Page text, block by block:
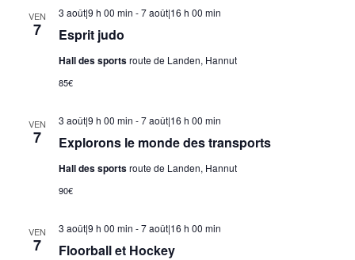
VEN
7 Esprit judo
3 août|9 h 00 min -7 août|16 h 00 min
Hall des sportsroute de Landen, Hannut
85€
VEN
7 Explorons le monde des transports
3 août|9 h 00 min -7 août|16 h 00 min
Hall des sportsroute de Landen, Hannut
90€
VEN
7 Floorball et Hockey
3 août|9 h 00 min -7 août|16 h 00 min